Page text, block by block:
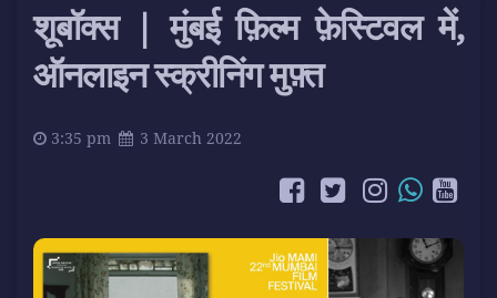
शूबॉक्स | मुंबई फ़िल्म फ़ेस्टिवल में,
ऑनलाइन स्क्रीनिंग मुफ़्त
3:35 pm 3 March 2022